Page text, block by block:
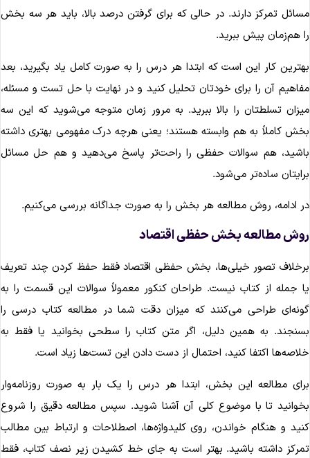
تمرکز دارند. در حالی که برای گرفتن درصد بالا، باید هر سه بخش
هم‌زمان پیش ببرید.
کار این است که ابتدا هر درس را به صورت کامل یاد بگیرید، بعد
آن را برای خودتان تحلیل کنید و در نهایت با حل تست و مسئله،
تسلطتان را بالا ببرید. به مرور زمان متوجه می‌شوید که این سه
کاملاً به هم وابسته هستند؛ یعنی هرچه درک مفهومی بهتری داشته
هم سوالات حفظی را راحت‌تر پاسخ می‌دهید و هم حل مسائل
ساده‌تر می‌شود.
ادامه، روش مطالعه هر بخش را به صورت جداگانه بررسی می‌کنیم.
مطالعه بخش حفظی اقتصاد
تصور خیلی‌ها، بخش حفظی اقتصاد فقط حفظ کردن چند تعریف
جمله از کتاب نیست. طراحان کنکور معمولاً سوالات این قسمت را به
طراحی می‌کنند که میزان دقت شما در مطالعه کتاب درسی را
به همین دلیل، اگر متن کتاب را سطحی بخوانید یا فقط به
اکتفا کنید، احتمال از دست دادن این تست‌ها زیاد است.
مطالعه این بخش، ابتدا هر درس را یک بار به صورت روزنامه‌وار
تا با موضوع کلی آن آشنا شوید. سپس مطالعه دقیق را شروع
و هنگام خواندن، روی کلیدواژه‌ها، اصطلاحات و ارتباط بین مطالب
داشته باشید. بهتر است به جای خط کشیدن زیر نصف کتاب، فقط